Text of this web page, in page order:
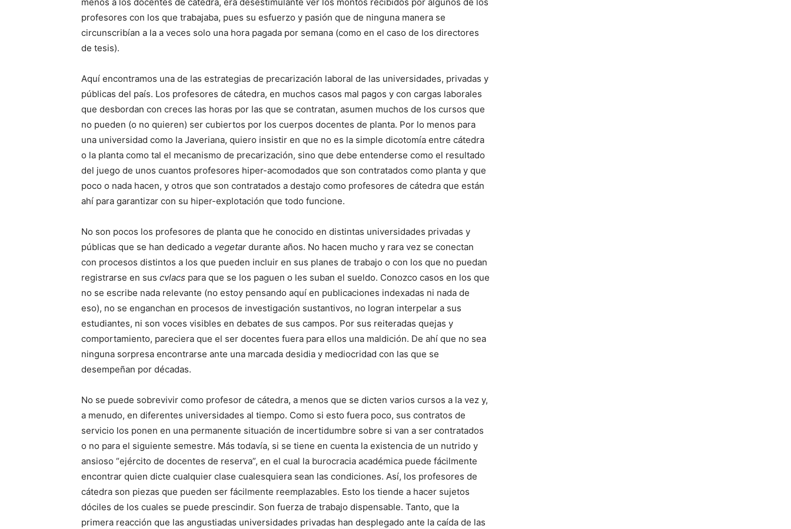
profesores con los que trabajaba, pues su esfuerzo y pasión que de ninguna manera se
circunscribían a la a veces solo una hora pagada por semana (como en el caso de los directores
de tesis).
Aquí encontramos una de las estrategias de precarización laboral de las universidades, privadas y
públicas del país. Los profesores de cátedra, en muchos casos mal pagos y con cargas laborales
que desbordan con creces las horas por las que se contratan, asumen muchos de los cursos que
no pueden (o no quieren) ser cubiertos por los cuerpos docentes de planta. Por lo menos para
una universidad como la Javeriana, quiero insistir en que no es la simple dicotomía entre cátedra
o la planta como tal el mecanismo de precarización, sino que debe entenderse como el resultado
del juego de unos cuantos profesores hiper-acomodados que son contratados como planta y que
poco o nada hacen, y otros que son contratados a destajo como profesores de cátedra que están
ahí para garantizar con su hiper-explotación que todo funcione.
No son pocos los profesores de planta que he conocido en distintas universidades privadas y
públicas que se han dedicado a vegetar durante años. No hacen mucho y rara vez se conectan
con procesos distintos a los que pueden incluir en sus planes de trabajo o con los que no puedan
registrarse en sus cvlacs para que se los paguen o les suban el sueldo. Conozco casos en los que
no se escribe nada relevante (no estoy pensando aquí en publicaciones indexadas ni nada de
eso), no se enganchan en procesos de investigación sustantivos, no logran interpelar a sus
estudiantes, ni son voces visibles en debates de sus campos. Por sus reiteradas quejas y
comportamiento, pareciera que el ser docentes fuera para ellos una maldición. De ahí que no sea
ninguna sorpresa encontrarse ante una marcada desidia y mediocridad con las que se
desempeñan por décadas.
No se puede sobrevivir como profesor de cátedra, a menos que se dicten varios cursos a la vez y,
a menudo, en diferentes universidades al tiempo. Como si esto fuera poco, sus contratos de
servicio los ponen en una permanente situación de incertidumbre sobre si van a ser contratados
o no para el siguiente semestre. Más todavía, si se tiene en cuenta la existencia de un nutrido y
ansioso “ejército de docentes de reserva”, en el cual la burocracia académica puede fácilmente
encontrar quien dicte cualquier clase cualesquiera sean las condiciones. Así, los profesores de
cátedra son piezas que pueden ser fácilmente reemplazables. Esto los tiende a hacer sujetos
dóciles de los cuales se puede prescindir. Son fuerza de trabajo dispensable. Tanto, que la
primera reacción que las angustiadas universidades privadas han desplegado ante la caída de las